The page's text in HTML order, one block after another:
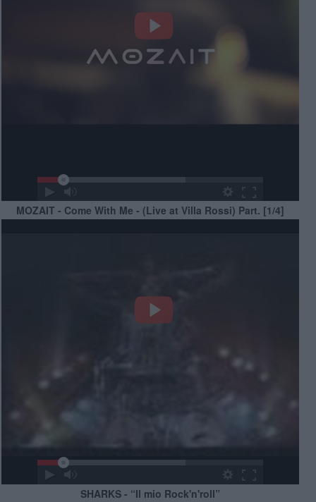
MOZAIT - Come With Me - (Live at Villa Rossi) Part. [1/4]
SHARKS - “Il mio Rock'n'roll”